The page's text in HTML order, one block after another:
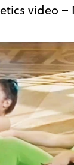
video –